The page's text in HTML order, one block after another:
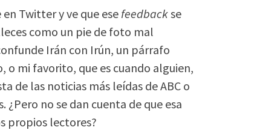
Twitter y ve que ese feedbackse
como un pie de foto mal
Irán con Irún, un párrafo
o mi favorito, que es cuando alguien,
de las noticias más leídas de ABC o
¿Pero no se dan cuenta de que esa
propios lectores?